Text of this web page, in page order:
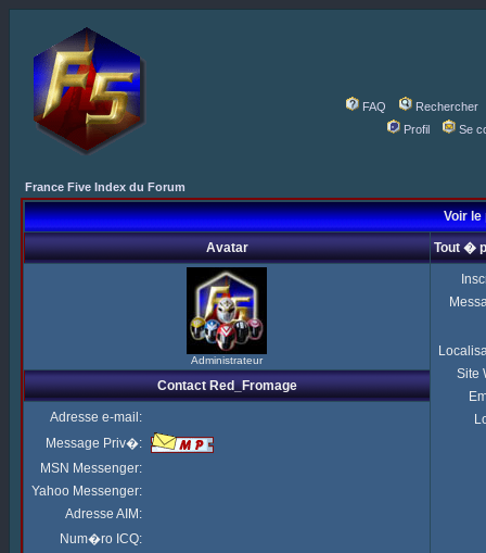
FAQ
Rechercher
Profil
Se
France Five Index du Forum
Voir le
Avatar Tout �
Administrateur
Site
Contact Red_Fromage
Adresse e-mail:
Message Priv�:
MSN Messenger:
Yahoo Messenger:
Adresse AIM:
Num�ro ICQ: